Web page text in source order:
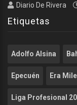
Diario De Rivera
Etiquetas
Adolfo Alsina
Epecuén Era
Liga Profesional